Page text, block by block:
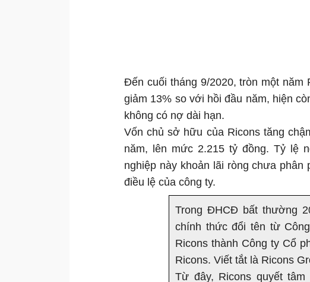
Đến cuối tháng 9/2020, tròn một
giảm 13% so với hồi đầu năm, hiện
không có nợ dài hạn.
Vốn chủ sở hữu của Ricons tăng
năm, lên mức 2.215 tỷ đồng. Tỷ lệ
nghiệp này khoản lãi ròng chưa
điều lệ của công ty.
Trong ĐHCĐ bất thường
chính thức đổi tên từ
Ricons thành Công ty Cổ
Ricons. Viết tắt là Ricons
Từ đây, Ricons quyết